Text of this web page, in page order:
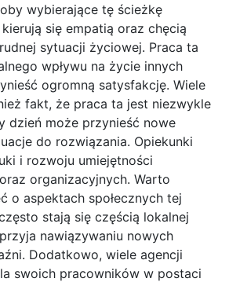
wybierające tę ścieżkę
się empatią oraz chęcią
sytuacji życiowej. Praca ta
wpływu na życie innych
ogromną satysfakcję. Wiele
fakt, że praca ta jest niezwykle
dzień może przynieść nowe
do rozwiązania. Opiekunki
i rozwoju umiejętności
organizacyjnych. Warto
o aspektach społecznych tej
stają się częścią lokalnej
nawiązywaniu nowych
Dodatkowo, wiele agencji
swoich pracowników w postaci